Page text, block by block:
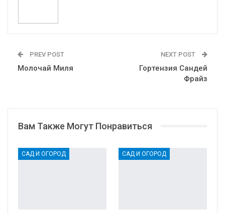
PREV POST
Молочай Миля
NEXT POST
Гортензия Сандей
Фрайз
Вам Также Могут Понравиться
САД И ОГОРОД САД И ОГОРОД